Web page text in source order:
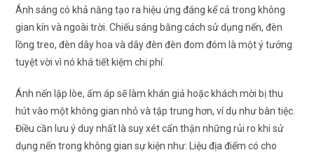
Ánh sáng có khả năng tạo ra hiệu ứng đáng kể cả trong không
gian kín và ngoài trời. Chiếu sáng bằng cách sử dụng nến, đèn
lồng treo, đèn dây hoa và dây đèn đèn đom đóm là một ý tưởng
tuyệt vời vì nó khá tiết kiệm chi phí.
Ánh nến lập lòe, ấm áp sẽ làm khán giả hoặc khách mời bị thu
hút vào một không gian nhỏ và tập trung hơn, ví dụ như bàn tiệc.
Điều cần lưu ý duy nhất là suy xét cẩn thận những rủi ro khi sử
dụng nến trong không gian sự kiện như: Liệu địa điểm có cho